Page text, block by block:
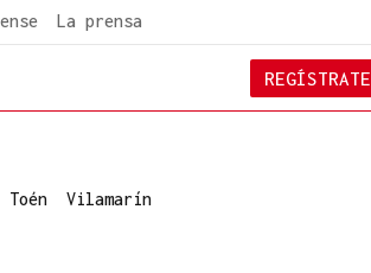
La prensa
REGÍSTRATE
Toén Vilamarín